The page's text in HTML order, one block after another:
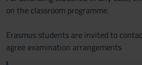
on the classroom programme.
Erasmus students are invited to
agree examination arrangements